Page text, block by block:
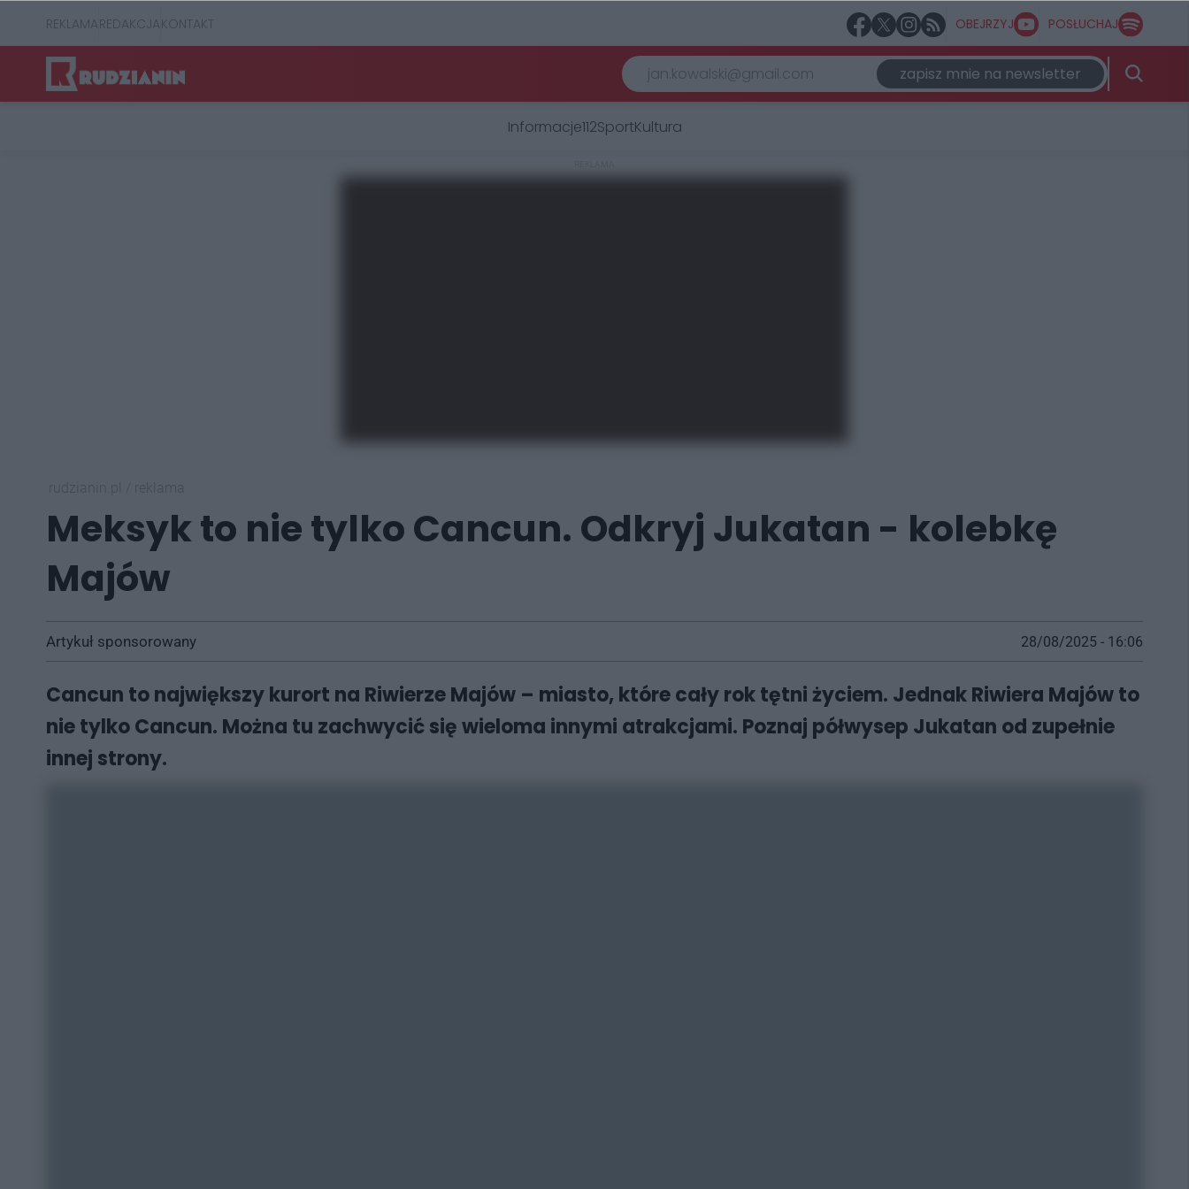
REKLAMAREDAKCJAKONTAKT OBEJRZYJ POSŁUCHAJ
zapisz mnie na newsletter
Informacje112SportKultura
Meksyk to nie tylko Cancun. Odkryj Jukatan - kolebkę
Majów
Artykuł sponsorowany 28/08/2025 - 16:06
Cancun to największy kurort na Riwierze Majów – miasto, które cały rok tętni życiem. Jednak Riwiera Majów to
nie tylko Cancun. Można tu zachwycić się wieloma innymi atrakcjami. Poznaj półwysep Jukatan od zupełnie
innej strony.